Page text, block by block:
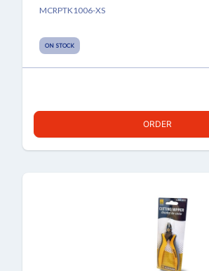
MCRPTK1006-XS
ON STOCK
ORDER